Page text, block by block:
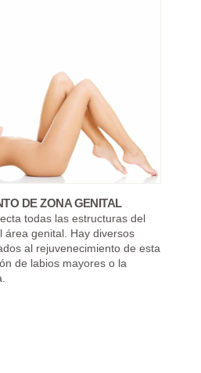
DE ZONA GENITAL
todas las estructuras del
área genital. Hay diversos
al rejuvenecimiento de esta
de labios mayores o la